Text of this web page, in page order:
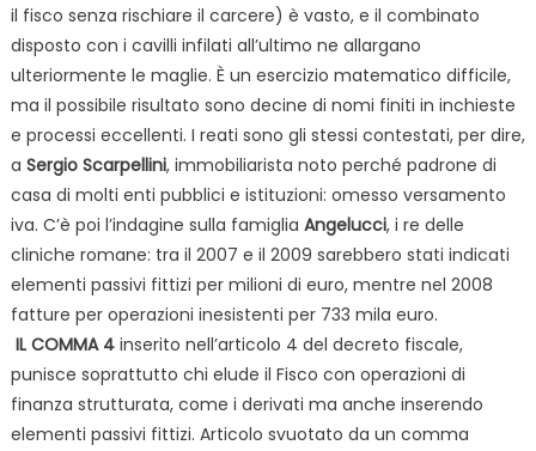
il fisco senza rischiare il carcere) è vasto, e il combinato
disposto con i cavilli infilati all’ultimo ne allargano
ulteriormente le maglie. È un esercizio matematico difficile,
ma il possibile risultato sono decine di nomi finiti in inchieste
e processi eccellenti. I reati sono gli stessi contestati, per dire,
a Sergio Scarpellini, immobiliarista noto perché padrone di
casa di molti enti pubblici e istituzioni: omesso versamento
iva. C’è poi l’indagine sulla famiglia Angelucci, i re delle
cliniche romane: tra il 2007 e il 2009 sarebbero stati indicati
elementi passivi fittizi per milioni di euro, mentre nel 2008
fatture per operazioni inesistenti per 733 mila euro.
IL COMMA 4inserito nell’articolo 4 del decreto fiscale,
punisce soprattutto chi elude il Fisco con operazioni di
finanza strutturata, come i derivati ma anche inserendo
elementi passivi fittizi. Articolo svuotato da un comma